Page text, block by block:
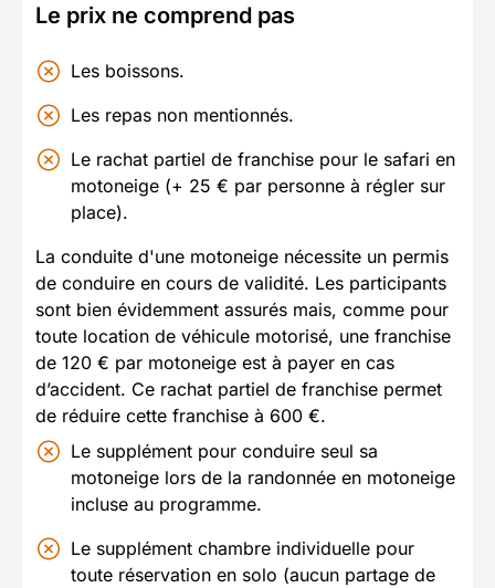
Le prix ne comprend pas
Les boissons.
Les repas non mentionnés.
Le rachat partiel de franchise pour le safari en
motoneige (+ 25 € par personne à régler sur
place).
La conduite d'une motoneige nécessite un permis
de conduire en cours de validité. Les participants
sont bien évidemment assurés mais, comme pour
toute location de véhicule motorisé, une franchise
de 120 € par motoneige est à payer en cas
d’accident. Ce rachat partiel de franchise permet
de réduire cette franchise à 600 €.
Le supplément pour conduire seul sa
motoneige lors de la randonnée en motoneige
incluse au programme.
Le supplément chambre individuelle pour
toute réservation en solo (aucun partage de